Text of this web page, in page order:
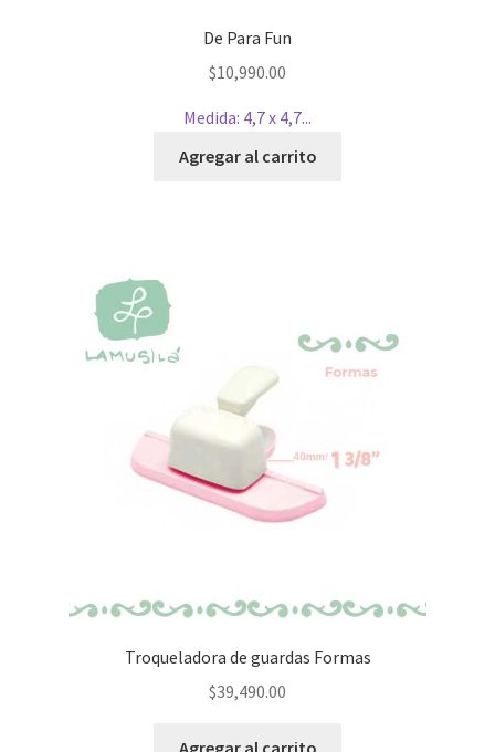
De Para Fun
$10,990.00
Medida: 4,7 x 4,7...
Agregar al carrito
Troqueladora de guardas Formas
$39,490.00
Agregar al carrito